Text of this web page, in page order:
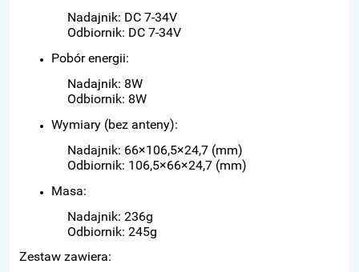
Nadajnik: DC 7-34V
Odbiornik: DC 7-34V
Pobór energii:
Nadajnik: 8W
Odbiornik: 8W
Wymiary (bez anteny):
Nadajnik: 66×106,5×24,7 (mm)
Odbiornik: 106,5×66×24,7 (mm)
Masa:
Nadajnik: 236g
Odbiornik: 245g
Zestaw zawiera: